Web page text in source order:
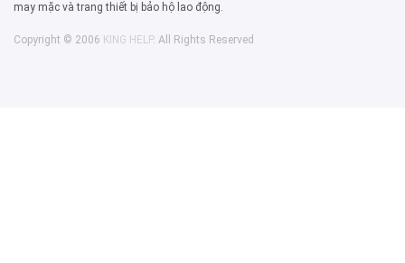
may mặc và trang thiết bị bảo hộ lao động.
Copyright © 2006 KING HELP. All Rights Reserved